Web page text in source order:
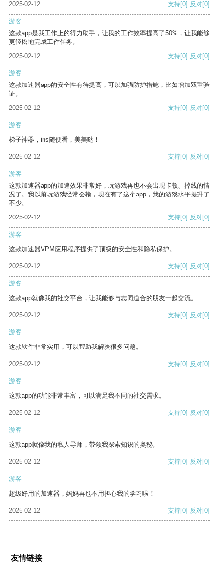
2025-02-12
支持[0] 反对[0]
游客
这款app是我工作上的得力助手，让我的工作效率提高了50%，让我能够
更轻松地完成工作任务。
2025-02-12
支持[0] 反对[0]
游客
这款加速器app的安全性有待提高，可以加强防护措施，比如增加双重验
证。
2025-02-12
支持[0] 反对[0]
游客
梯子神器，ins随便看，美美哒！
2025-02-12 支持[0] 反对[0]
游客
这款加速器app的加速效果非常好，玩游戏再也不会出现卡顿、掉线的情
况了。我以前玩游戏经常会输，现在有了这个app，我的游戏水平提升了
不少。
2025-02-12
支持[0] 反对[0]
游客
这款加速器VPM应用程序提供了顶级的安全性和隐私保护。
2025-02-12 支持[0] 反对[0]
游客
这款app就像我的社交平台，让我能够与志同道合的朋友一起交流。
2025-02-12 支持[0] 反对[0]
游客
这款软件非常实用，可以帮助我解决很多问题。
2025-02-12 支持[0] 反对[0]
游客
这款app的功能非常丰富，可以满足我不同的社交需求。
2025-02-12 支持[0] 反对[0]
游客
这款app就像我的私人导师，带领我探索知识的奥秘。
2025-02-12 支持[0] 反对[0]
游客
超级好用的加速器，妈妈再也不用担心我的学习啦！
2025-02-12 支持[0] 反对[0]
友情链接